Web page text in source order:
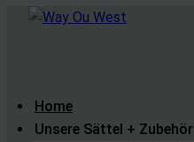
Home
Unsere Sättel + Zubehör